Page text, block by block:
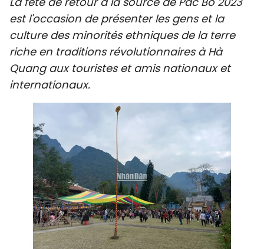
CULTURE
TOURISME
ENVIRONNEMENT
SPORT
FRANCOPHONIE
PAYS NATAL
INTERNATIONAL
MÉGASTORIE
INFOGRAPHIE
est l'occasion de présenter les gens et la
culture des minorités ethniques de la terre
riche en traditions révolutionnaires à Hà
Quang aux touristes et amis nationaux et
internationaux.